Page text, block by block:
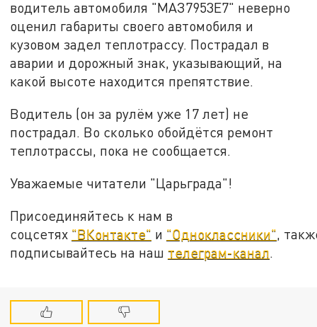
водитель автомобиля "МАЗ7953Е7" неверно
оценил габариты своего автомобиля и
кузовом задел теплотрассу. Пострадал в
аварии и дорожный знак, указывающий, на
какой высоте находится препятствие.
Водитель (он за рулём уже 17 лет) не
пострадал. Во сколько обойдётся ремонт
теплотрассы, пока не сообщается.
Уважаемые читатели "Царьграда"!
Присоединяйтесь к нам в
соцсетях "ВКонтакте" и "Одноклассники" ,
подписывайтесь на наш телеграм-канал